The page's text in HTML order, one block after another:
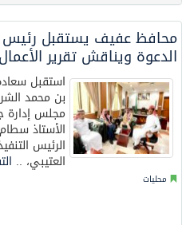
محافظ عفيف يستقبل رئيس
الدعوة ويناقش تقرير
استقبل
بن محمد
مجلس إدارة
الأستاذ
الرئيس
العتيبي، ..
محليات